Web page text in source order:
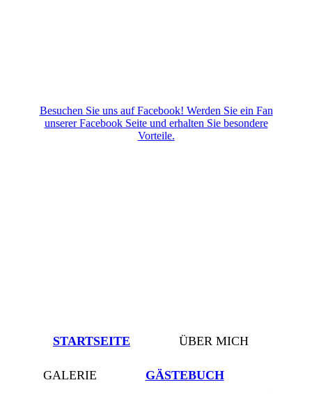
Besuchen Sie uns auf Facebook! Werden Sie ein Fan
unserer Facebook Seite und erhalten Sie besondere
Vorteile.
STARTSEITE ÜBER MICH
GALERIE GÄSTEBUCH